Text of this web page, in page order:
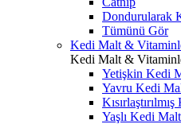
Dondurularak
Tümünü Gör
Kedi Malt &
Kedi Malt &
Yetişkin Kedi
Yavru Kedi
Yaşlı Kedi